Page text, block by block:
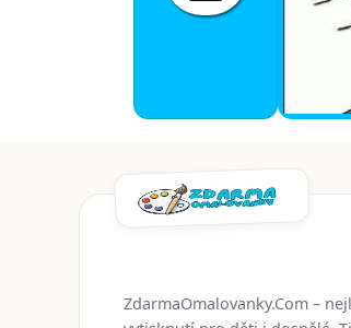
ZdarmaOmalovanky.Com –